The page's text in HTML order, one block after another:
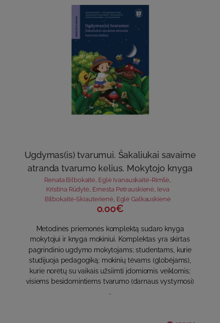
Ugdymas(is) tvarumui. Šakaliukai savaime
atranda tvarumo kelius. Mokytojo knyga
Renata Bilbokaitė Eglė Ivanauskaitė-Rimšė
Kristina Rūdytė, Ernesta Petrauskienė, Ieva
Bilbokaitė-Skiauterienė Eglė Galkauskienė
0.00€
Metodinės priemonės komplektą sudaro knyga
mokytojui ir knyga mokiniui. Komplektas yra skirtas
pagrindinio ugdymo mokytojams; studentams, kurie
studijuoja pedagogiką; mokinių tėvams (globėjams),
kurie norėtų su vaikais užsiimti įdomiomis veiklomis;
visiems besidomintiems tvarumo (darnaus vystymosi)
..